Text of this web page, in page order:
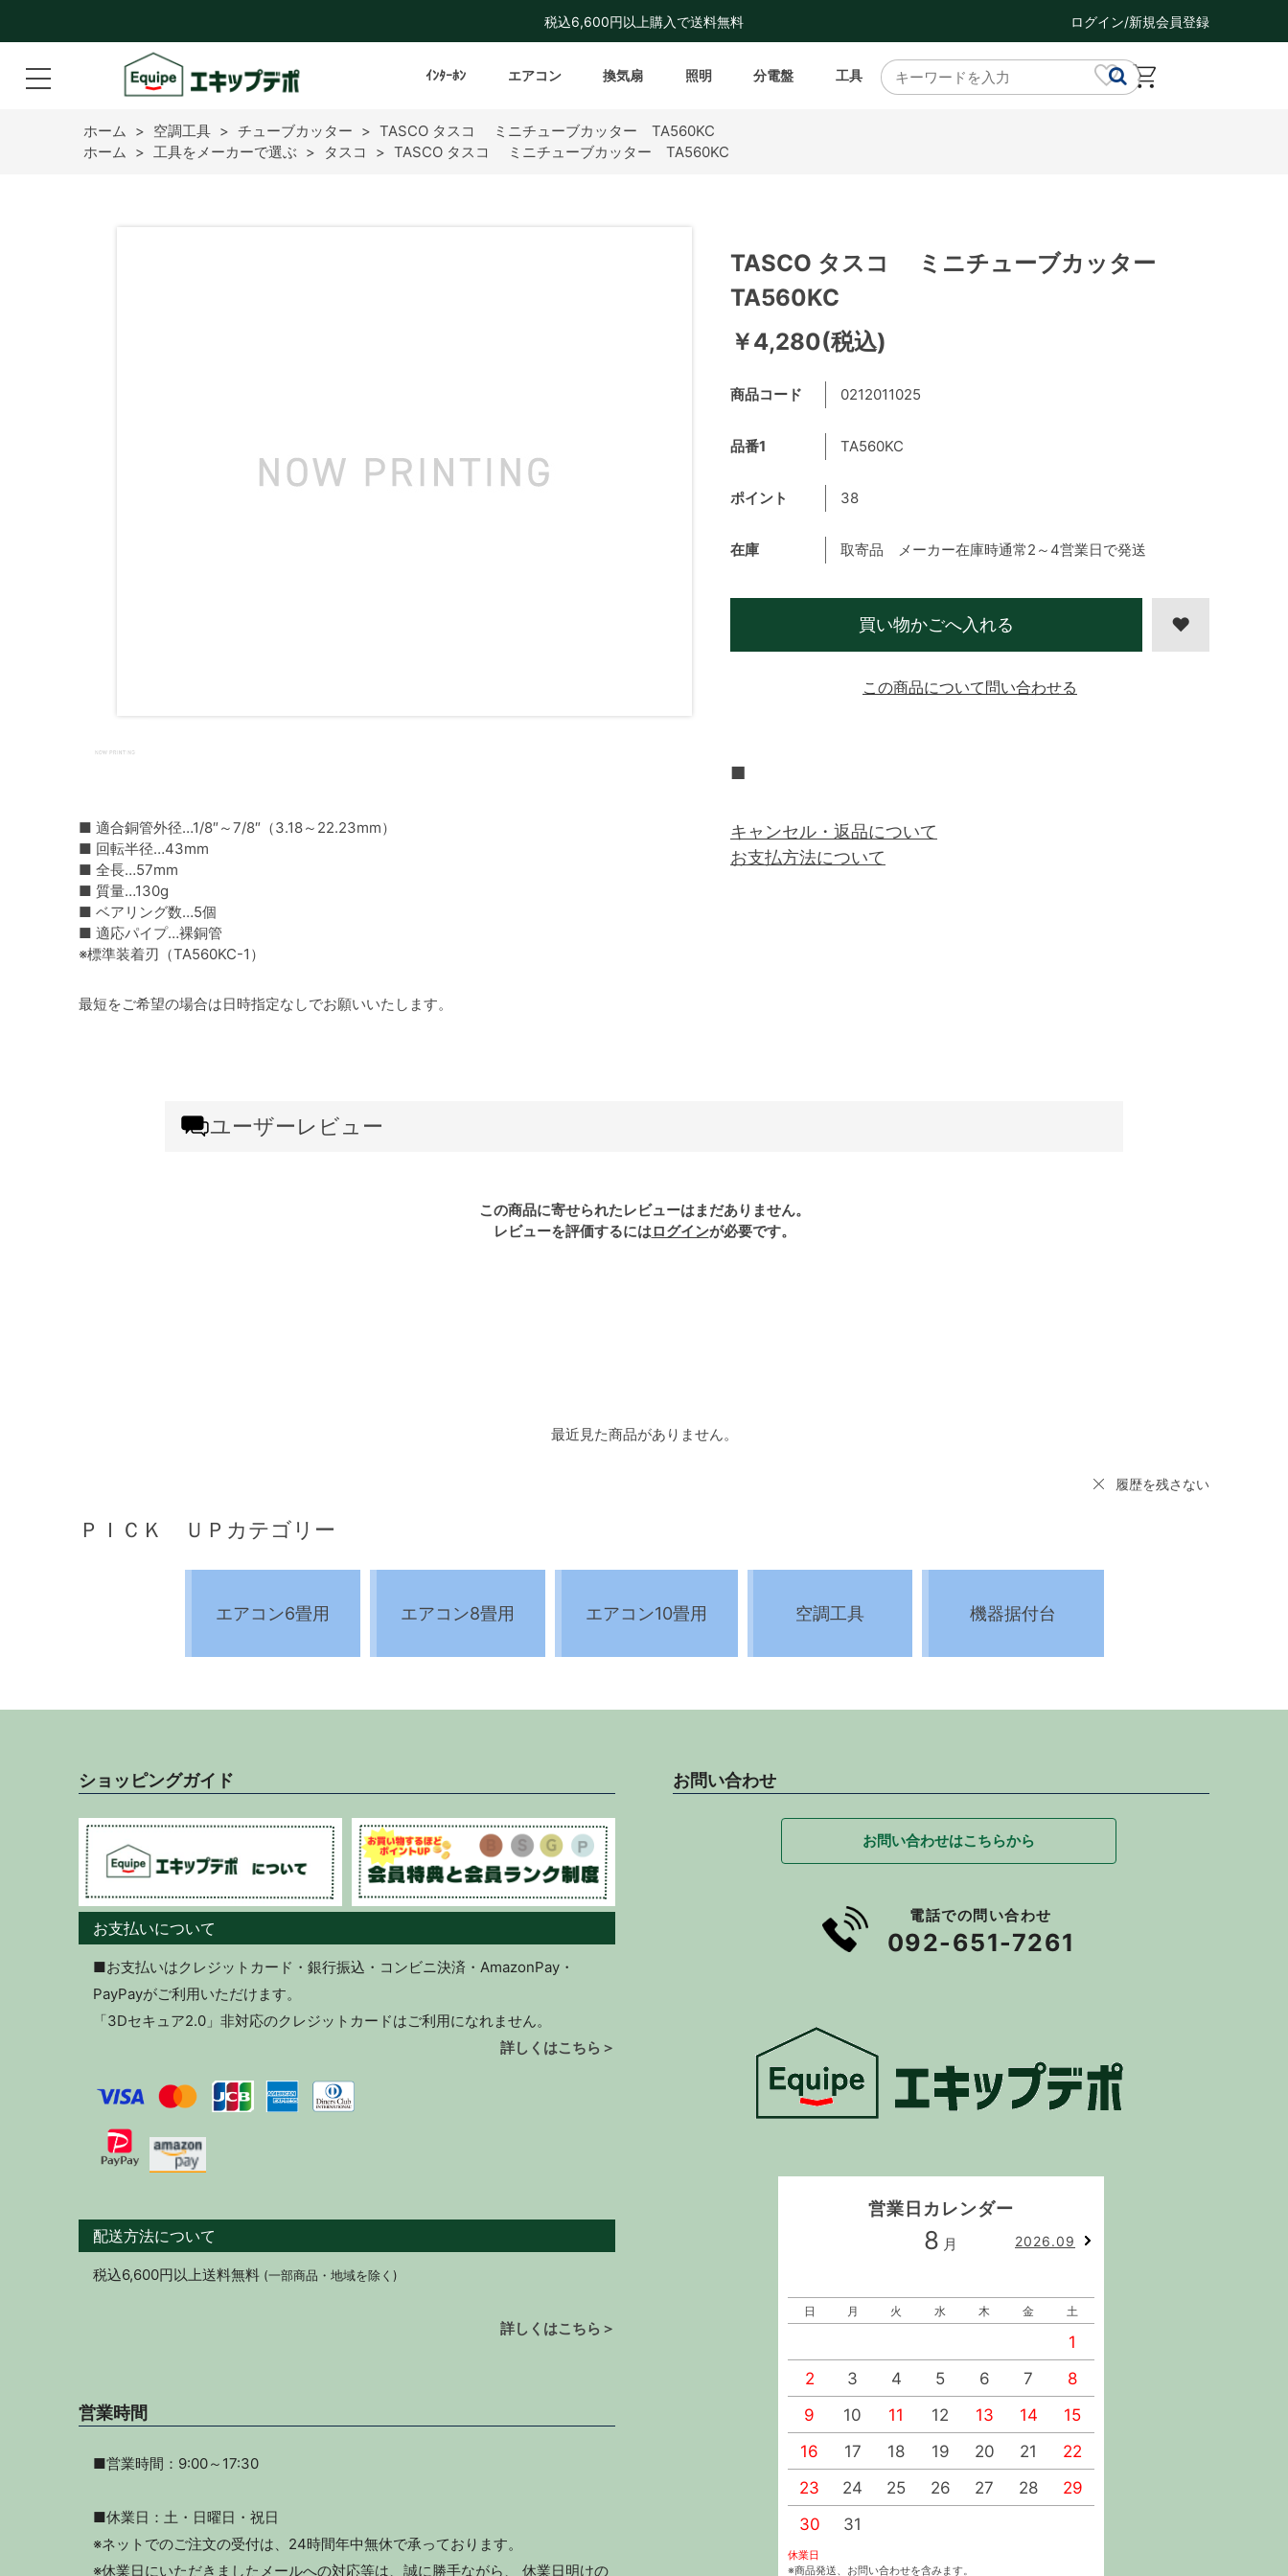
税込6,600円以上購入で送料無料 ログイン/新規会員登録
ｲﾝﾀｰﾎﾝ エアコン 換気扇 照明 分電盤 工具
ホーム > 空調工具 > チューブカッター > TASCO タスコ ミニチューブカッター TA560KC
ホーム > 工具をメーカーで選ぶ > タスコ > TASCO タスコ ミニチューブカッター TA560KC
■ 適合銅管外径…1/8″～7/8″（3.18～22.23mm）
■ 回転半径…43mm
■ 全長…57mm
■ 質量…130g
■ ベアリング数…5個
■ 適応パイプ…裸銅管
※標準装着刃（TA560KC-1）
最短をご希望の場合は日時指定なしでお願いいたします。
TASCO タスコ ミニチューブカッター
TA560KC
￥4,280(税込)
商品コード 0212011025
品番1 TA560KC
ポイント 38
在庫 取寄品 メーカー在庫時通常2～4営業日で発送
買い物かごへ入れる
■
キャンセル・返品について
お支払方法について
この商品について問い合わせる
ユーザーレビュー
この商品に寄せられたレビューはまだありません。
レビューを評価するにはログインが必要です。
最近見た商品がありません。
履歴を残さない
ＰＩＣＫ ＵＰカテゴリー
エアコン6畳用 エアコン8畳用 エアコン10畳用 空調工具 機器据付台
ショッピングガイド
お支払いについて
■お支払いはクレジットカード・銀行振込・コンビニ決済・AmazonPay・
PayPayがご利用いただけます。
「3Dセキュア2.0」非対応のクレジットカードはご利用になれません。
詳しくはこちら＞
配送方法について
税込6,600円以上送料無料 (一部商品・地域を除く)
詳しくはこちら＞
営業時間
■営業時間：9:00～17:30
■休業日：土・日曜日・祝日
※ネットでのご注文の受付は、24時間年中無休で承っております。
※休業日にいただきましたメールへの対応等は、誠に勝手ながら、 休業日明けの
お問い合わせ
お問い合わせはこちらから
電話での問い合わせ
092-651-7261
営業日カレンダー
8 月 2026.09
日 月 火 水 木 金 土
1
2
3 4 5 6 7
8
9
10 11 12 13 14
15
16
17 18 19 20 21
22
23
24 25 26 27 28
29
30
31
休業日
※商品発送、お問い合わせを含みます。